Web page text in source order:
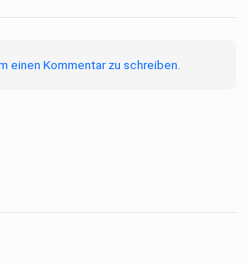
einen Kommentar zu schreiben.